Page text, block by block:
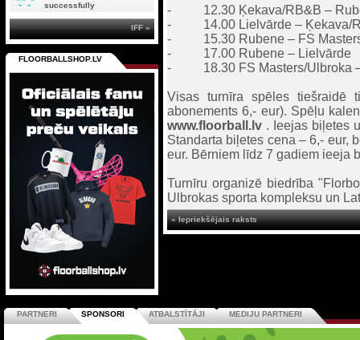
- 12.30 Ķekava/RB&B –
- 14.00 Lielvārde – Ķekava/
- 15.30 Rubene – FS
- 17.00 Rubene – Lielvārde
- 18.30 FS Masters/Ulbroka –
Visas turnīra spēles tiešraidē
abonements 6,- eur). Spēļu
www.floorball.lv . Ieejas biļetes
Standarta biļetes cena – 6,- eur,
eur. Bērniem līdz 7 gadiem ieeja
Turnīru organizē biedrība
Ulbrokas sporta kompleksu un
« Iepriekšējais raksts
successfully
IFF »
FLOORBALLSHOP.LV
PARTNERI SPONSORI ATBALSTĪTĀJI MEDIJU PARTNERI